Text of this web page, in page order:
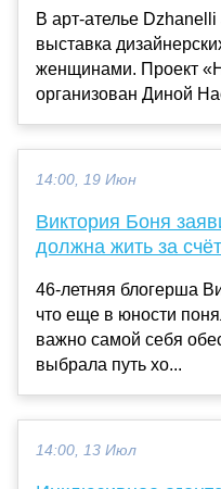
В арт-ателье
выставка
женщинами. Проект
организован Диной
14:00, 19 Июн
Виктория Боня
должна жить за
46-летняя блогерша
что еще в юности
важно самой себя
выбрала путь хо...
14:00, 13 Июл